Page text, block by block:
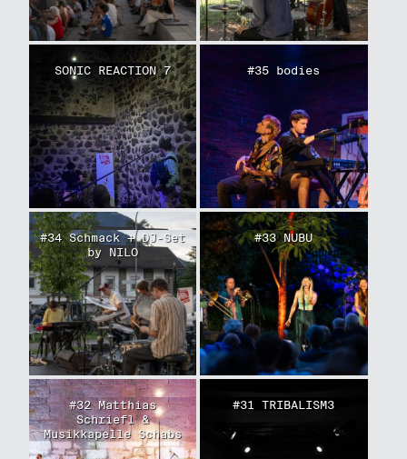
SONIC REACTION 7 #35 bodies
#34 Schmack + DJ-Set
by NILO
#33 NUBU
#32 Matthias
Schriefl &
Musikkapelle Schabs
#31 TRIBALISM3